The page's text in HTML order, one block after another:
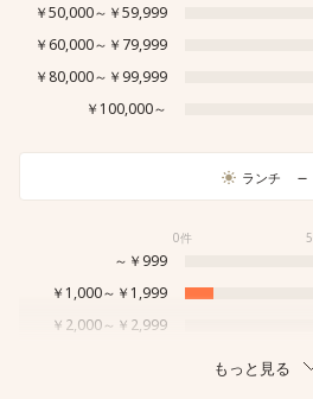
￥50,000～￥59,999
￥60,000～￥79,999
￥80,000～￥99,999
￥100,000～
ランチ －
0件
～￥999
￥1,000～￥1,999
￥2,000～￥2,999
もっと見る